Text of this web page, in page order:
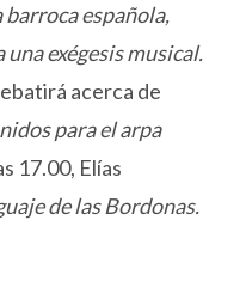
española,
exégesis musical.
acerca de
para el arpa
17.00, Elías
de las Bordonas.